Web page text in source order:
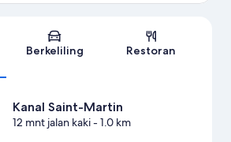
Peta
Berkeliling Restoran
Kanal Saint-Martin
12 mnt jalan kaki- 1.0 km